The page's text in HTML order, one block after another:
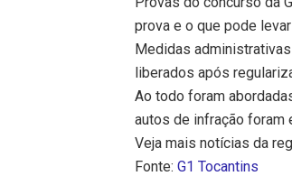
prova e o que pode levar
Medidas
liberados após
Ao todo foram
autos de infração foram
Veja mais notícias da
Fonte:G1 Tocantins